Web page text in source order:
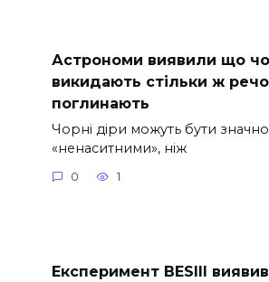
Астрономи виявили що
викидають стільки ж
поглинають
Чорні діри можуть бути
«ненаситними», ніж
0 1
Експеримент BESIII